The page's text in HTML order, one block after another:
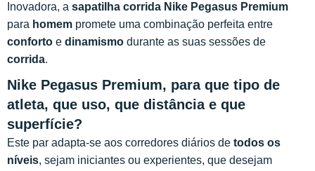
Inovadora, a sapatilha corrida Nike Pegasus Premium
para homem promete uma combinação perfeita entre
conforto e dinamismo durante as suas sessões de
corrida.
Nike Pegasus Premium, para que tipo de
atleta, que uso, que distância e que
superfície?
Este par adapta-se aos corredores diários de todos os
níveis, sejam iniciantes ou experientes, que desejam